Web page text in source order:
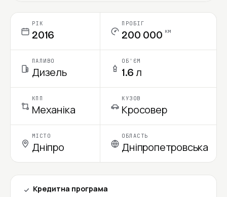
РІК
2016
ПРОБІГ
200 000 км
ПАЛИВО
Дизель
ОБ'ЄМ
1.6 л
КПП
Механіка
КУЗОВ
Кросовер
МІСТО
Дніпро
ОБЛАСТЬ
Дніпропетровська
Кредитна програма